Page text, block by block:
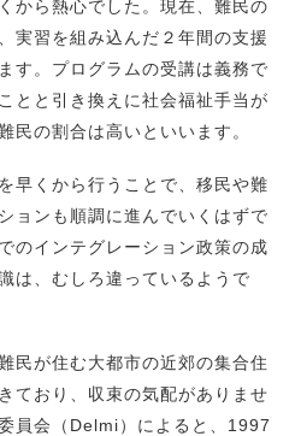
から熱心でした。現在、難民の
実習を組み込んだ２年間の支援
す。プログラムの受講は義務で
とと引き換えに社会福祉手当が
民の割合は高いといいます。
早くから行うことで、移民や難
ョンも順調に進んでいくはずで
のインテグレーション政策の成
は、むしろ違っているようで
民が住む大都市の近郊の集合住
ており、収束の気配がありませ
員会（Delmi）によると、1997